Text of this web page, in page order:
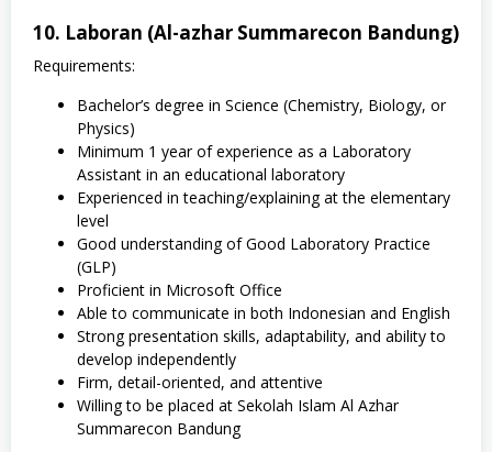
10. Laboran (Al-azhar Summarecon Bandung)
Requirements:
Bachelor’s degree in Science (Chemistry, Biology, or
Physics)
Minimum 1 year of experience as a Laboratory
Assistant in an educational laboratory
Experienced in teaching/explaining at the elementary
level
Good understanding of Good Laboratory Practice
(GLP)
Proficient in Microsoft Office
Able to communicate in both Indonesian and English
Strong presentation skills, adaptability, and ability to
develop independently
Firm, detail-oriented, and attentive
Willing to be placed at Sekolah Islam Al Azhar
Summarecon Bandung